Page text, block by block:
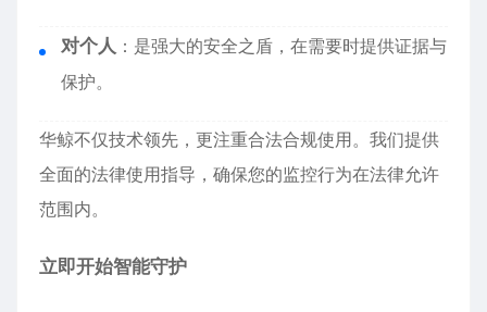
对个人 ：是强大的安全之盾，在需要时提供证据与
保护。
华鲸不仅技术领先，更注重合法合规使用。我们提供
全面的法律使用指导，确保您的监控行为在法律允许
范围内。
立即开始智能守护